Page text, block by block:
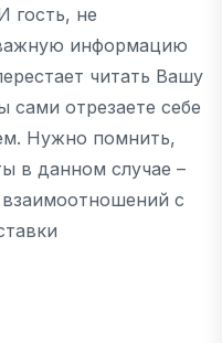
гость, не
информацию
читать Вашу
сами отрезаете себе
Нужно помнить,
в данном случае –
с